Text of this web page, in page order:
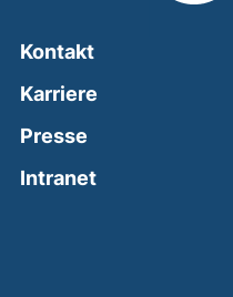
Kontakt
Karriere
Presse
Intranet(external link,